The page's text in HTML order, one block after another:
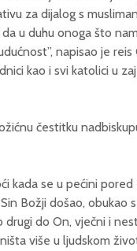
za dijalog s
u duhu onoga što
napisao je reis
kao i svi katolici u
čestitku
kada se u pećini
Božji došao, obukao
do On, vječni i
više u ljudskom